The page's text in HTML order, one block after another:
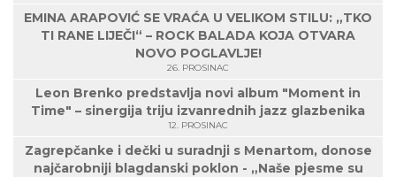
EMINA ARAPOVIĆ SE VRAĆA U VELIKOM STILU: „TKO
TI RANE LIJEČI“ – ROCK BALADA KOJA OTVARA
NOVO POGLAVLJE!
26. PROSINAC
Leon Brenko predstavlja novi album "Moment in
Time" – sinergija triju izvanrednih jazz glazbenika
12. PROSINAC
Zagrepčanke i dečki u suradnji s Menartom, donose
najčarobniji blagdanski poklon - „Naše pjesme su